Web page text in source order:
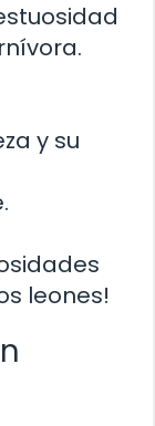
y su
leones!